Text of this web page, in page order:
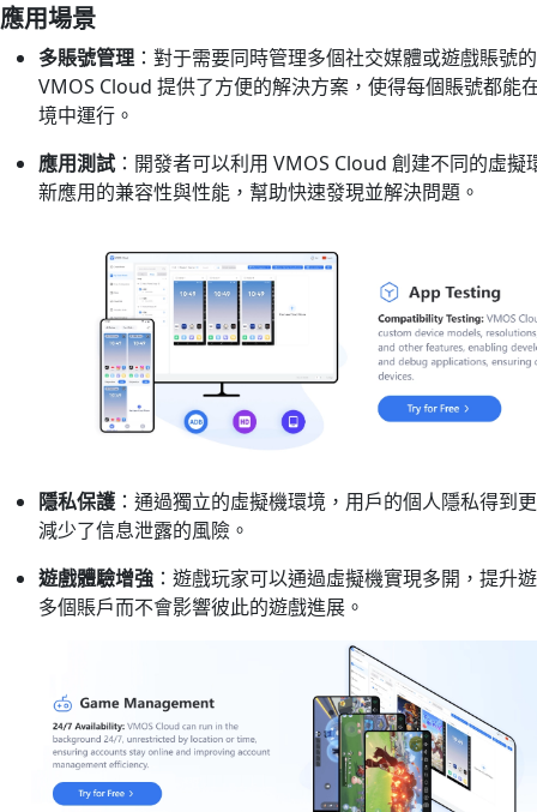
應用場景
多賬號管理 ：對于需要同時管理多個社交媒體或遊戲賬號
VMOS Cloud 提供了方便的解決方案，使得每個賬號都能
境中運行。
應用測試 ：開發者可以利用 VMOS Cloud 創建不同的虛擬
新應用的兼容性與性能，幫助快速發現並解決問題。
隱私保護：通過獨立的虛擬機環境，用戶的個人隱私得到
減少了信息泄露的風險。
遊戲體驗增強 ：遊戲玩家可以通過虛擬機實現多開，提升
多個賬戶而不會影響彼此的遊戲進展。